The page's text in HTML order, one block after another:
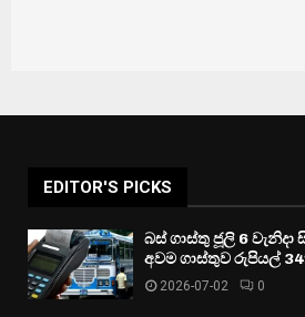
EDITOR'S PICKS
බස් ගාස්තු ජූලි 6
අවම ගාස්තුව රුපියල්
2026-07-02 0